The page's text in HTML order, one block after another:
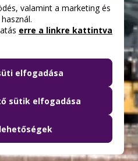
valamint a marketing és
erre a linkre kattintva
elfogadása
sütik elfogadása